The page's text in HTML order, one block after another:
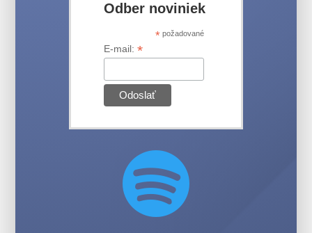
Odber noviniek
*požadované
E-mail: *
